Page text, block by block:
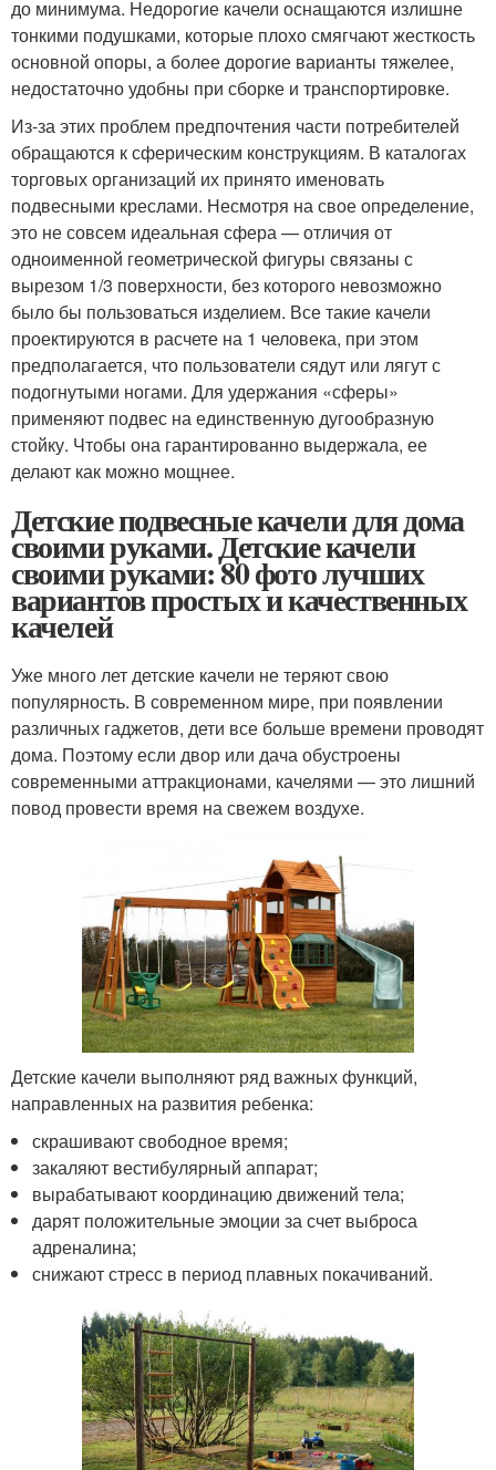
до минимума. Недорогие качели оснащаются излишне
тонкими подушками, которые плохо смягчают жесткость
основной опоры, а более дорогие варианты тяжелее,
недостаточно удобны при сборке и транспортировке.
Из-за этих проблем предпочтения части потребителей
обращаются к сферическим конструкциям. В каталогах
торговых организаций их принято именовать
подвесными креслами. Несмотря на свое определение,
это не совсем идеальная сфера — отличия от
одноименной геометрической фигуры связаны с
вырезом 1/3 поверхности, без которого невозможно
было бы пользоваться изделием. Все такие качели
проектируются в расчете на 1 человека, при этом
предполагается, что пользователи сядут или лягут с
подогнутыми ногами. Для удержания «сферы»
применяют подвес на единственную дугообразную
стойку. Чтобы она гарантированно выдержала, ее
делают как можно мощнее.
Детские подвесные качели для дома
своими руками. Детские качели
своими руками: 80 фото лучших
вариантов простых и качественных
качелей
Уже много лет детские качели не теряют свою
популярность. В современном мире, при появлении
различных гаджетов, дети все больше времени проводят
дома. Поэтому если двор или дача обустроены
современными аттракционами, качелями — это лишний
повод провести время на свежем воздухе.
Детские качели выполняют ряд важных функций,
направленных на развития ребенка:
скрашивают свободное время;
закаляют вестибулярный аппарат;
вырабатывают координацию движений тела;
дарят положительные эмоции за счет выброса
адреналина;
снижают стресс в период плавных покачиваний.